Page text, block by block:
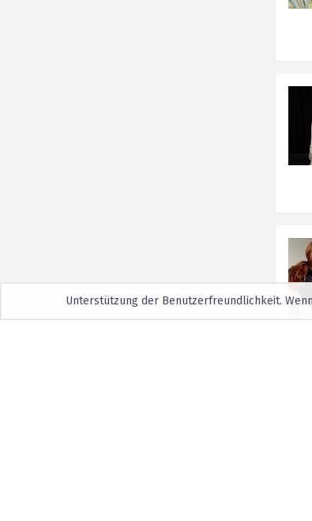
Unterstützung der Benutzerfreundlichkeit.